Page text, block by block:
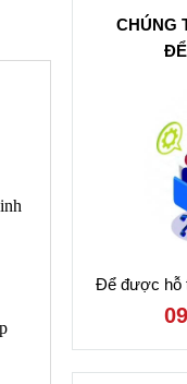
CHÚNG
Để được hỗ